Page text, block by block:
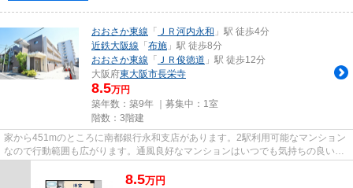
おおさか東線 「 ＪＲ河内永和 」駅 徒歩4分
近鉄大阪線 「布施 」駅 徒歩8分
おおさか東線 「 ＪＲ俊徳道 」駅 徒歩12分
大阪府東大阪市長栄寺
8.5万円
築年数：築9年 ｜募集中： 1室
階数：3階建
家から451mのところに南都銀行永和支店があります。2駅利用可能なマンション
なので行動範囲も広がります。通風良好なマンションはいつでも気持ちの良い空
間です。防犯対策もバッチリな...
8.5万円